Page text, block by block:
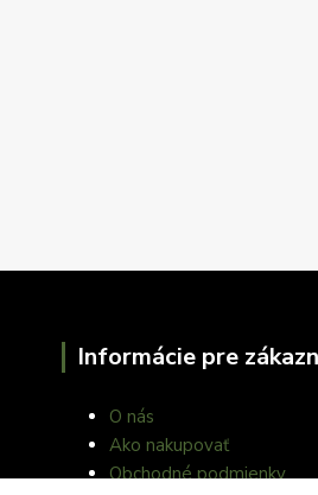
Informácie pre
O nás
Ako nakupovať
Obchodné podmienky